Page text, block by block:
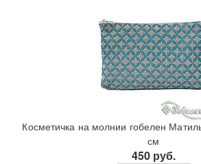
Косметичка на молнии гобелен
см
450 руб.